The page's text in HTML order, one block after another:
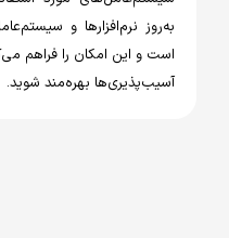
نرم‌افزارها و سیستم‌عامل‌ها از
و این امکان را فراهم می‌کند که شما
بهره‌مند شوید.